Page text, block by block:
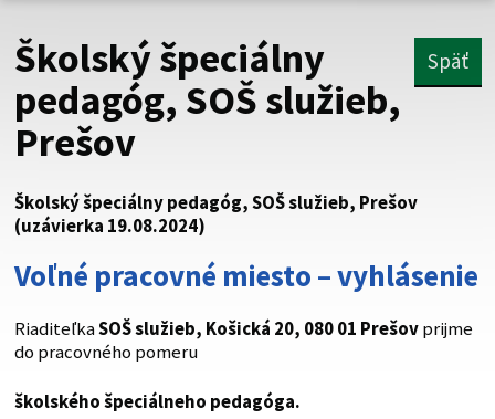
psk.sk.
Táto stránka je zabezpečená
Buďte pozorní a vždy sa uistite, že zdieľate informácie iba
cez zabezpečenú webovú stránku. Zabezpečená stránka
Školský špeciálny
pedagóg, SOŠ služieb,
Prešov
Späť
Školský špeciálny pedagóg, SOŠ služieb, Prešov
(uzávierka 19.08.2024)
Voľné pracovné miesto – vyhlásenie
RiaditeľkaSOŠ služieb, Košická 20, 080 01 Prešovprijme
do pracovného pomeru
školského špeciálneho pedagóga.